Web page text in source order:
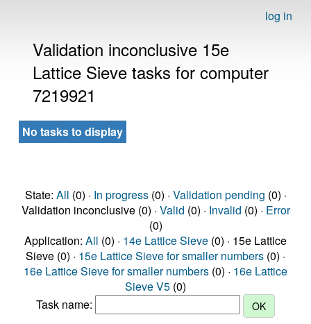
log in
Validation inconclusive 15e
Lattice Sieve tasks for computer
7219921
No tasks to display
State: All (0) · In progress(0) · Validation pending (0) ·
Validation inconclusive (0) · Valid (0) · Invalid (0) · Error
(0)
Application: All (0) · 14e Lattice Sieve (0) · 15e Lattice
Sieve (0) · 15e Lattice Sieve for smaller numbers (0) ·
16e Lattice Sieve for smaller numbers (0) · 16e Lattice
Sieve V5 (0)
Task name: